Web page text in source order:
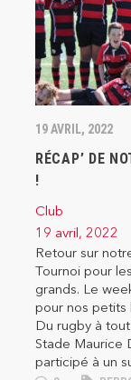
19 AVRIL, 2022
RÉCAP’ DE
!
Club
19 avril, 2022
Retour sur
Tournoi pour
grands. Le
pour nos petits
Du rugby à
Stade Maurice
participé à un